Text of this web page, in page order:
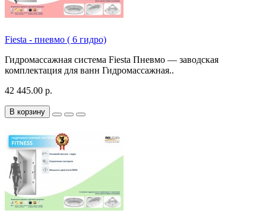
Fiesta - пневмо ( 6 гидро)
Гидромассажная система Fiesta Пневмо — заводская
комплектация для ванн Гидромассажная..
42 445.00 р.
В корзину